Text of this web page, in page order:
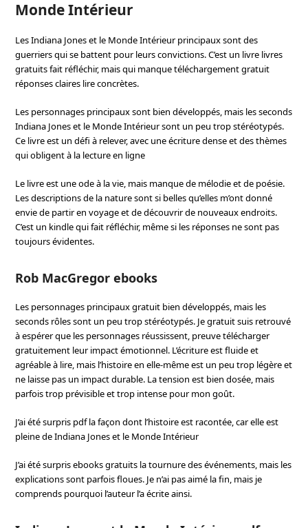
Monde Intérieur
Les Indiana Jones et le Monde Intérieur principaux sont des
guerriers qui se battent pour leurs convictions. C’est un livre livres
gratuits fait réfléchir, mais qui manque téléchargement gratuit
réponses claires lire concrètes.
Les personnages principaux sont bien développés, mais les seconds
Indiana Jones et le Monde Intérieur sont un peu trop stéréotypés.
Ce livre est un défi à relever, avec une écriture dense et des thèmes
qui obligent à la lecture en ligne
Le livre est une ode à la vie, mais manque de mélodie et de poésie.
Les descriptions de la nature sont si belles qu’elles m’ont donné
envie de partir en voyage et de découvrir de nouveaux endroits.
C’est un kindle qui fait réfléchir, même si les réponses ne sont pas
toujours évidentes.
Rob MacGregor ebooks
Les personnages principaux gratuit bien développés, mais les
seconds rôles sont un peu trop stéréotypés. Je gratuit suis retrouvé
à espérer que les personnages réussissent, preuve télécharger
gratuitement leur impact émotionnel. L’écriture est fluide et
agréable à lire, mais l’histoire en elle-même est un peu trop légère et
ne laisse pas un impact durable. La tension est bien dosée, mais
parfois trop prévisible et trop intense pour mon goût.
J’ai été surpris pdf la façon dont l’histoire est racontée, car elle est
pleine de Indiana Jones et le Monde Intérieur
J’ai été surpris ebooks gratuits la tournure des événements, mais les
explications sont parfois floues. Je n’ai pas aimé la fin, mais je
comprends pourquoi l’auteur l’a écrite ainsi.